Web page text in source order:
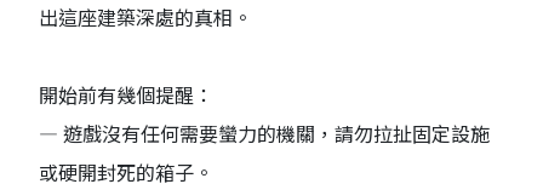
出這座建築深處的真相。
開始前有幾個提醒：
— 遊戲沒有任何需要蠻力的機關，請勿拉扯固定設施
或硬開封死的箱子。